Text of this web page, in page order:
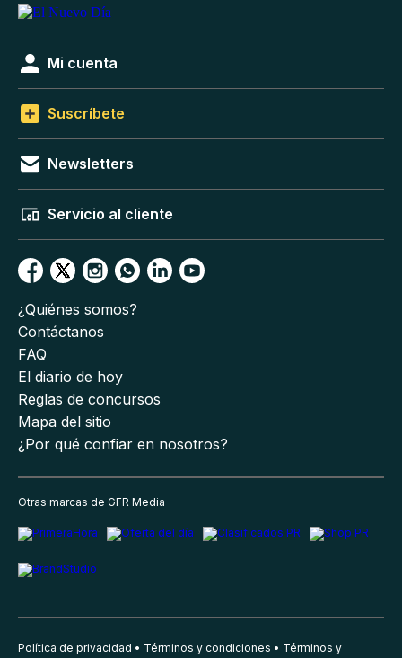
Mi cuenta
Suscríbete
Newsletters
Servicio al cliente
¿Quiénes somos?
Contáctanos
FAQ
El diario de hoy
Reglas de concursos
Mapa del sitio
¿Por qué confiar en nosotros?
Otras marcas de GFR Media
Política de privacidad Términos y condiciones Términos y